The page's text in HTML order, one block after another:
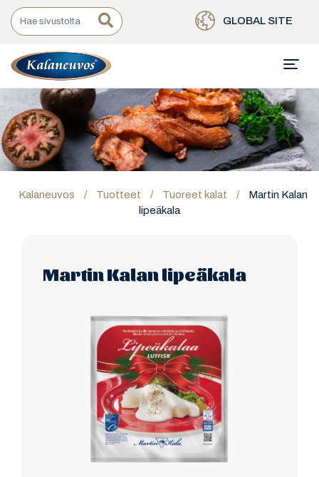
GLOBAL SITE
Kalaneuvos / Tuotteet / Tuoreet kalat /
Martin Kalan
lipeäkala
Martin Kalan lipeäkala